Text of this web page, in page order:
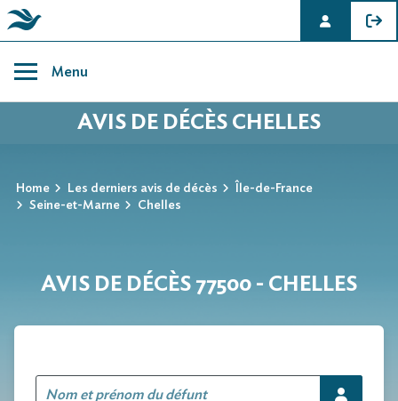
content
Menu
AVIS DE DÉCÈS CHELLES
Home Les derniers avis de décès
Île-de-France
Seine-et-Marne
Chelles
AVIS DE DÉCÈS 77500 - CHELLES